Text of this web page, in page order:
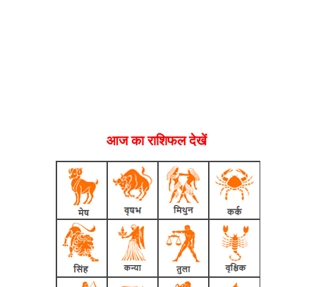
आज का राशिफल देखें